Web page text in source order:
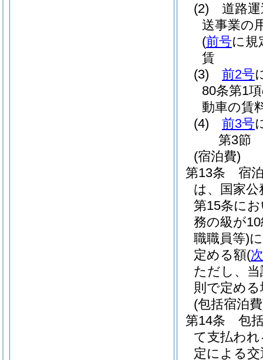
(2)
道路
送事業の
(前号に規
賃
(3)
前2号
80条第1
動車の賃
(4)
前3号
第3節
(宿泊費)
第13条
宿
は、国家
第15条に
務の級が
職職員等)
定める額(
ただし、
則で定め
(包括宿泊
第14条
包
て支払わ
定による